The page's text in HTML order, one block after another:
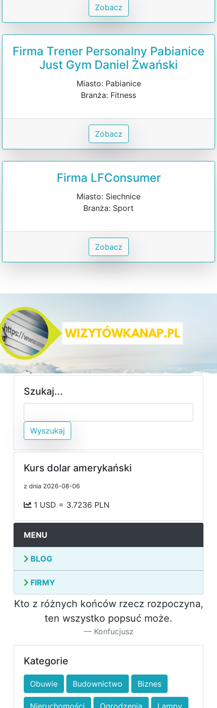
Zobacz
Firma Trener Personalny Pabianice
Just Gym Daniel Żwański
Miasto: Pabianice
Branża: Fitness
Zobacz
Firma LFConsumer
Miasto: Siechnice
Branża: Sport
Zobacz
Szukaj...
Wyszukaj
Kurs dolar amerykański
z dnia 2026-08-06
1 USD = 3.7236 PLN
MENU
BLOG
FIRMY
Kto z różnych końców rzecz rozpoczyna,
ten wszystko popsuć może.
Konfucjusz
Kategorie
Obuwie Budownictwo Biznes